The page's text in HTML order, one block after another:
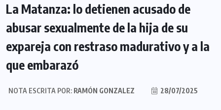
La Matanza: lo detienen acusado de
abusar sexualmente de la hija de su
expareja con restraso madurativo y a la
que embarazó
NOTA ESCRITA POR: RAMÓN GONZALEZ 28/07/2025